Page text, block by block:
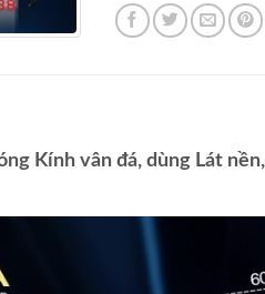
Kính vân đá, dùng Lát